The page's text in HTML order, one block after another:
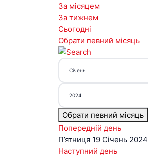
За місяцем
За тижнем
Сьогодні
Обрати певний місяць
Обрати певний місяць
Попередній день
П’ятниця 19 Січень 2024
Наступний день